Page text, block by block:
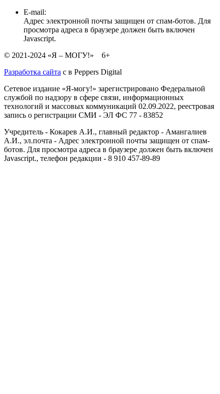
E-mail:
Адрес электронной почты защищен от спам-ботов. Для
просмотра адреса в браузере должен быть включен
Javascript.
© 2021-2024 «Я – МОГУ!» 6+
Разработка сайта с в Peppers Digital
Сетевое издание «Я-могу!» зарегистрировано Федеральной
службой по надзору в сфере связи, информационных
технологий и массовых коммуникаций 02.09.2022, реестровая
запись о регистрации СМИ - ЭЛ ФС 77 - 83852
Учредитель - Кокарев А.И., главный редактор - Амангалиев
А.И., эл.почта - Адрес электронной почты защищен от спам-
ботов. Для просмотра адреса в браузере должен быть включен
Javascript., телефон редакции - 8 910 457-89-89